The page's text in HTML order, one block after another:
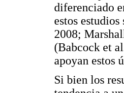
diferenciado
estos
2008;
(Babcock et
apoyan estos
Si bien los